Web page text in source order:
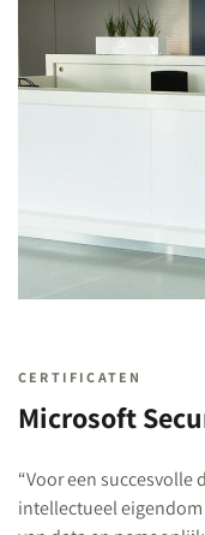
CERTIFICATEN
Microsoft
“Voor een
intellectueel